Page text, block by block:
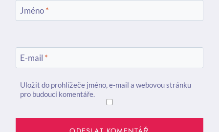
Jméno*
E-mail *
Uložit do prohlížeče jméno, e-mail a webovou stránku
pro budoucí komentáře.